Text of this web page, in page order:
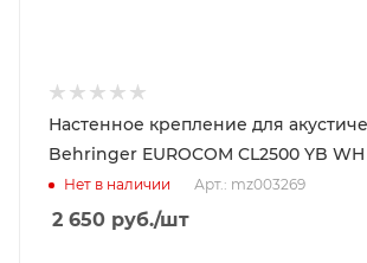
Настенное крепление для
Behringer EUROCOM CL2500 YB WH
Нет в наличии Арт.: mz003269
2 650 руб./шт